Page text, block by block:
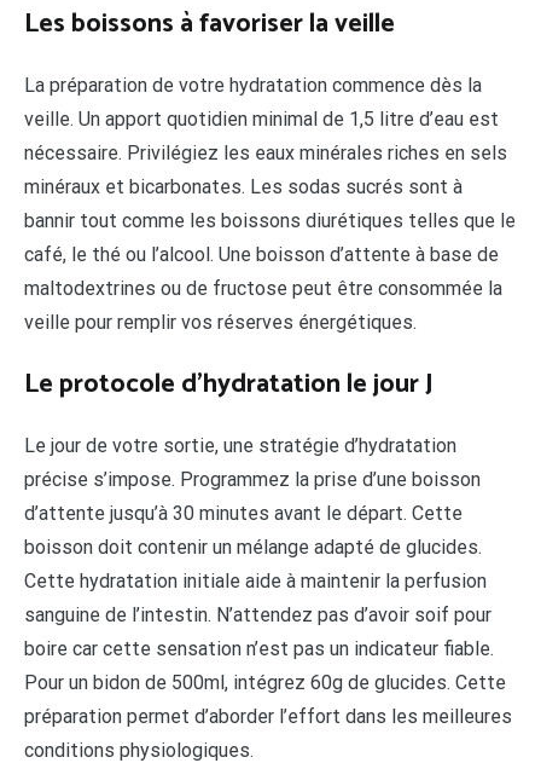
Les boissons à favoriser la veille
La préparation de votre hydratation commence dès la
veille. Un apport quotidien minimal de 1,5 litre d’eau est
nécessaire. Privilégiez les eaux minérales riches en sels
minéraux et bicarbonates. Les sodas sucrés sont à
bannir tout comme les boissons diurétiques telles que le
café, le thé ou l’alcool. Une boisson d’attente à base de
maltodextrines ou de fructose peut être consommée la
veille pour remplir vos réserves énergétiques.
Le protocole d’hydratation le jour J
Le jour de votre sortie, une stratégie d’hydratation
précise s’impose. Programmez la prise d’une boisson
d’attente jusqu’à 30 minutes avant le départ. Cette
boisson doit contenir un mélange adapté de glucides.
Cette hydratation initiale aide à maintenir la perfusion
sanguine de l’intestin. N’attendez pas d’avoir soif pour
boire car cette sensation n’est pas un indicateur fiable.
Pour un bidon de 500ml, intégrez 60g de glucides. Cette
préparation permet d’aborder l’effort dans les meilleures
conditions physiologiques.